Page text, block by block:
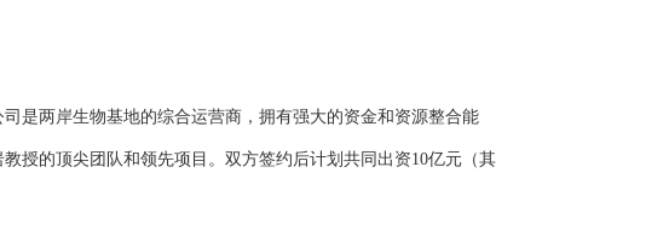
是两岸生物基地的综合运营商，拥有强大的资金和资源整合能
授的顶尖团队和领先项目。双方签约后计划共同出资10亿元（其